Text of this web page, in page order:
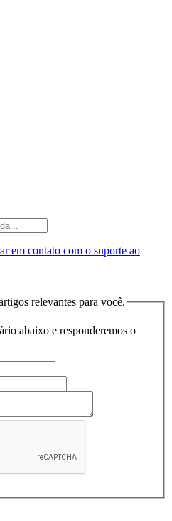
em contato com o suporte ao
relevantes para você.
abaixo e responderemos o